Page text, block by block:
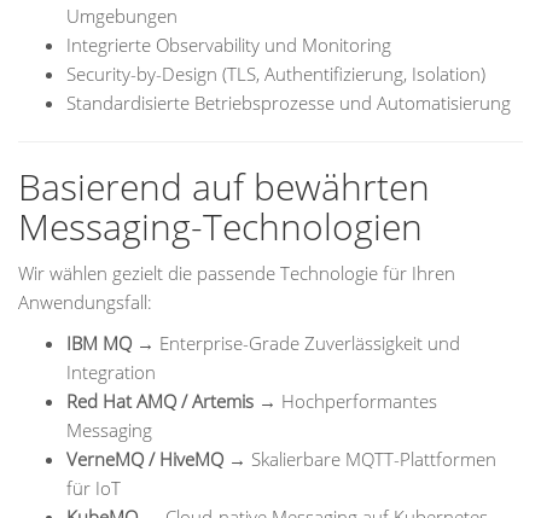
Umgebungen
Integrierte Observability und Monitoring
Security-by-Design (TLS, Authentifizierung, Isolation)
Standardisierte Betriebsprozesse und Automatisierung
Basierend auf bewährten
Messaging-Technologien
Wir wählen gezielt die passende Technologie für Ihren
Anwendungsfall:
IBM MQ → Enterprise-Grade Zuverlässigkeit und
Integration
Red Hat AMQ / Artemis → Hochperformantes
Messaging
VerneMQ / HiveMQ → Skalierbare MQTT-Plattformen
für IoT